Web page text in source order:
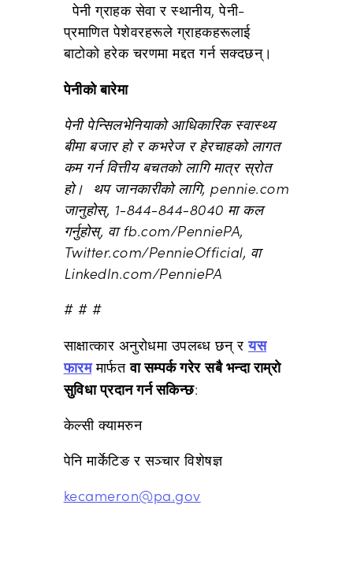
पेनी ग्राहक सेवा र स्थानीय, पेनी-
प्रमाणित पेशेवरहरूले ग्राहकहरूलाई
बाटोको हरेक चरणमा मद्दत गर्न सक्दछन्।
पेनीको बारेमा
पेनी पेन्सिलभेनियाको आधिकारिक स्वास्थ्य
बीमा बजार हो र कभरेज र हेरचाहको लागत
कम गर्न वित्तीय बचतको लागि मात्र स्रोत
हो। थप जानकारीको लागि, pennie.com
जानुहोस्, 1-844-844-8040 मा कल
गर्नुहोस्, वा fb.com/PenniePA,
Twitter.com/PennieOfficial, वा
LinkedIn.com/PenniePA
# # #
साक्षात्कार अनुरोधमा उपलब्ध छन् रयस
फारममार्फतवा सम्पर्क गरेर सबै भन्दा राम्रो
सुविधा प्रदान गर्न सकिन्छ:
केल्सी क्यामरुन
पेनि मार्केटिङ र सञ्चार विशेषज्ञ
kecameron@pa.gov